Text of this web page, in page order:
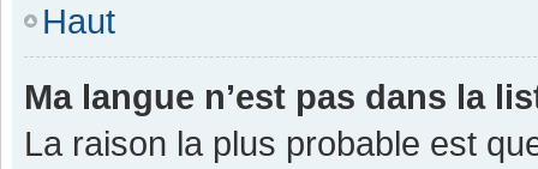
Haut
Ma langue n’est pas dans la
La raison la plus probable est